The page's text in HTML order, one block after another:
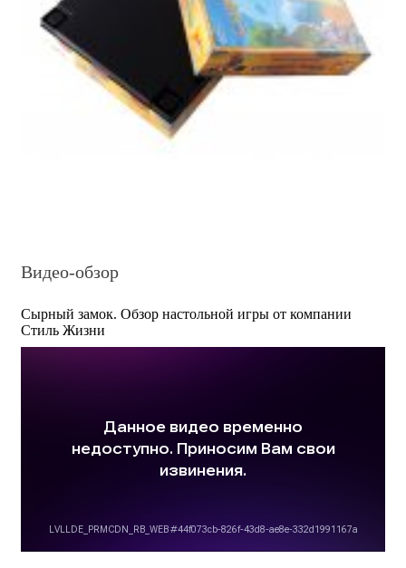
Видео-обзор
Сырный замок. Обзор настольной игры от компании
Стиль Жизни